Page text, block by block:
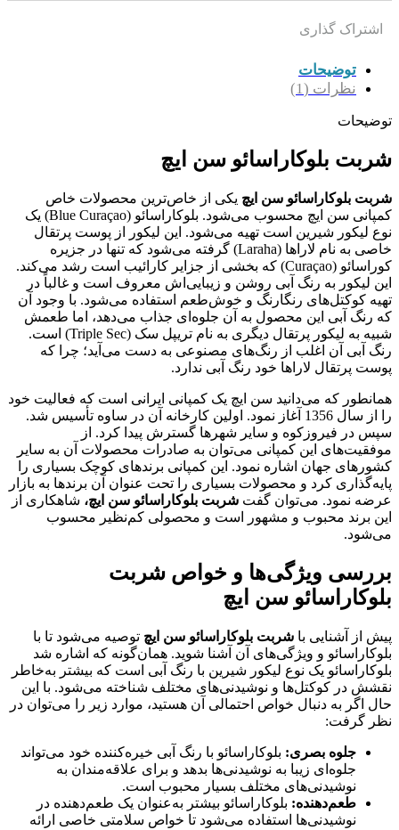
اشتراک گذاری
توضیحات
نظرات (1)
توضیحات
شربت بلوکاراسائو سن ایچ
شربت بلوکاراسائو سن ایچ یکی از خاص‌ترین محصولات خاص
کمپانی سن ایچ محسوب می‌شود. بلوکاراسائو (Blue Curaçao) یک
نوع لیکور شیرین است تهیه می‌شود. این لیکور از پوست پرتقال
خاصی به نام لاراها (Laraha) گرفته می‌شود که تنها در جزیره
کوراسائو (Curaçao) که بخشی از جزایر کارائیب است رشد می‌کند.
این لیکور به رنگ آبی روشن و زیبایی‌اش معروف است و غالباً در
تهیه کوکتل‌های رنگارنگ و خوش‌طعم استفاده می‌شود. با وجود آن
که رنگ آبی این محصول به آن جلوه‌ای جذاب می‌دهد، اما طعمش
شبیه به لیکور پرتقال دیگری به نام تریپل سک (Triple Sec) است.
رنگ آبی آن اغلب از رنگ‌های مصنوعی به دست می‌آید؛ چرا که
پوست پرتقال لاراها خود رنگ آبی ندارد.
همانطور که می‌دانید سن ایچ یک کمپانی ایرانی است که فعالیت خود
را از سال 1356 آغاز نمود. اولین کارخانه آن در ساوه تأسیس شد.
سپس در فیروزکوه و سایر شهرها گسترش پیدا کرد. از
موفقیت‌های این کمپانی می‌توان به صادرات محصولات آن به سایر
کشورهای جهان اشاره نمود. این کمپانی برندهای کوچک بسیاری را
پایه‌گذاری کرد و محصولات بسیاری را تحت عنوان آن برندها به بازار
عرضه نمود. می‌توان گفت شربت بلوکاراسائو سن ایچ، شاهکاری از
این برند محبوب و مشهور است و محصولی کم‌نظیر محسوب
می‌شود.
بررسی ویژگی‌ها و خواص شربت
بلوکاراسائو سن ایچ
پیش از آشنایی با شربت بلوکاراسائو سن ایچ توصیه می‌شود تا با
بلوکاراسائو و ویژگی‌های آن آشنا شوید. همان‌گونه که اشاره شد
بلوکاراسائو یک نوع لیکور شیرین با رنگ آبی است که بیشتر به‌خاطر
نقشش در کوکتل‌ها و نوشیدنی‌های مختلف شناخته می‌شود. با این
حال اگر به دنبال خواص احتمالی آن هستید، موارد زیر را می‌توان در
نظر گرفت:
جلوه بصری: بلوکاراسائو با رنگ آبی خیره‌کننده خود می‌تواند
جلوه‌ای زیبا به نوشیدنی‌ها بدهد و برای علاقه‌مندان به
نوشیدنی‌های مختلف بسیار محبوب است.
طعم‌دهنده: بلوکاراسائو بیشتر به‌عنوان یک طعم‌دهنده در
نوشیدنی‌ها استفاده می‌شود تا خواص سلامتی خاصی ارائه